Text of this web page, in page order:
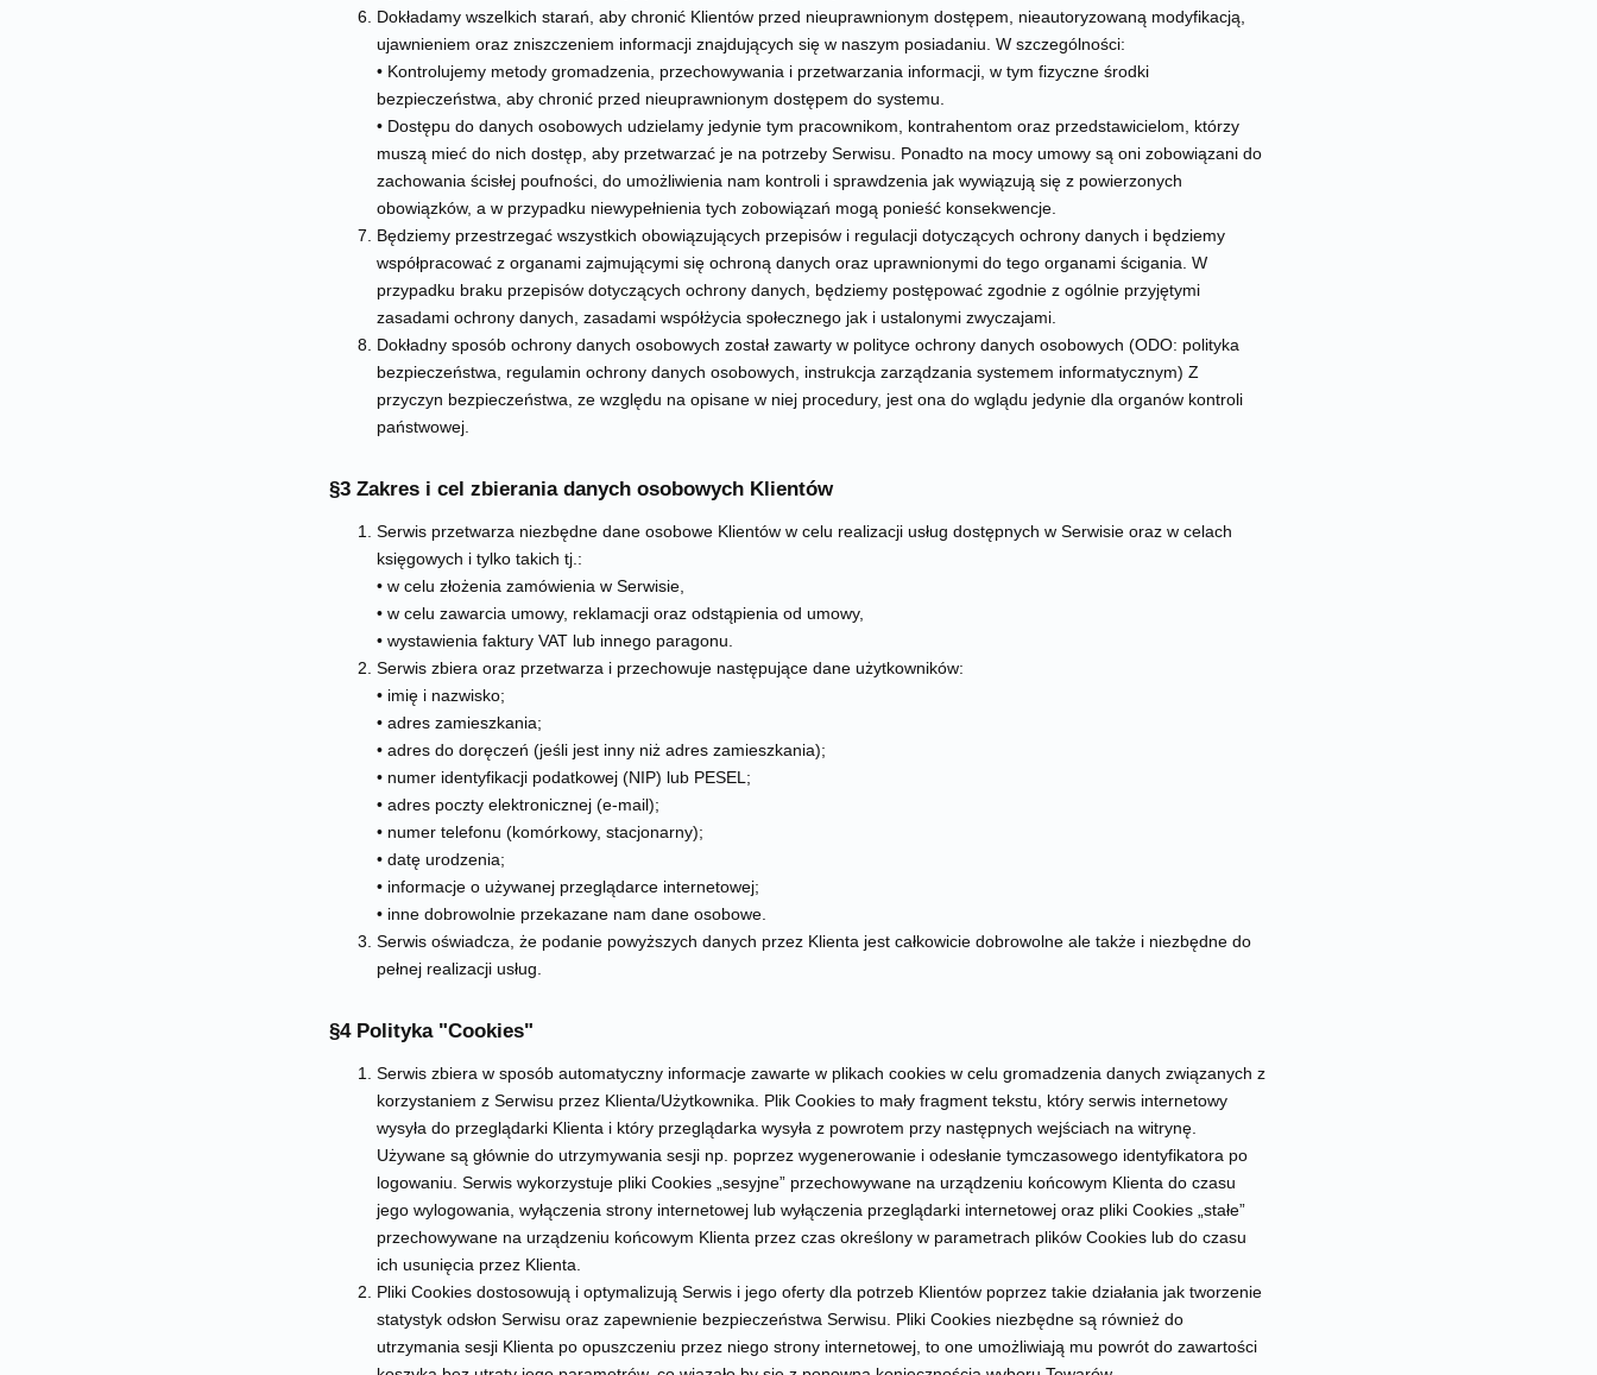
Dokładamy wszelkich starań, aby chronić Klientów przed nieuprawnionym dostępem, nieautoryzowaną modyfikacją,
ujawnieniem oraz zniszczeniem informacji znajdujących się w naszym posiadaniu. W szczególności:
• Kontrolujemy metody gromadzenia, przechowywania i przetwarzania informacji, w tym fizyczne środki
bezpieczeństwa, aby chronić przed nieuprawnionym dostępem do systemu.
• Dostępu do danych osobowych udzielamy jedynie tym pracownikom, kontrahentom oraz przedstawicielom, którzy
muszą mieć do nich dostęp, aby przetwarzać je na potrzeby Serwisu. Ponadto na mocy umowy są oni zobowiązani do
zachowania ścisłej poufności, do umożliwienia nam kontroli i sprawdzenia jak wywiązują się z powierzonych
obowiązków, a w przypadku niewypełnienia tych zobowiązań mogą ponieść konsekwencje.
Będziemy przestrzegać wszystkich obowiązujących przepisów i regulacji dotyczących ochrony danych i będziemy
współpracować z organami zajmującymi się ochroną danych oraz uprawnionymi do tego organami ścigania. W
przypadku braku przepisów dotyczących ochrony danych, będziemy postępować zgodnie z ogólnie przyjętymi
zasadami ochrony danych, zasadami współżycia społecznego jak i ustalonymi zwyczajami.
Dokładny sposób ochrony danych osobowych został zawarty w polityce ochrony danych osobowych (ODO: polityka
bezpieczeństwa, regulamin ochrony danych osobowych, instrukcja zarządzania systemem informatycznym) Z
przyczyn bezpieczeństwa, ze względu na opisane w niej procedury, jest ona do wglądu jedynie dla organów kontroli
państwowej.
§3 Zakres i cel zbierania danych osobowych Klientów
Serwis przetwarza niezbędne dane osobowe Klientów w celu realizacji usług dostępnych w Serwisie oraz w celach
księgowych i tylko takich tj.:
• w celu złożenia zamówienia w Serwisie,
• w celu zawarcia umowy, reklamacji oraz odstąpienia od umowy,
• wystawienia faktury VAT lub innego paragonu.
Serwis zbiera oraz przetwarza i przechowuje następujące dane użytkowników:
• imię i nazwisko;
• adres zamieszkania;
• adres do doręczeń (jeśli jest inny niż adres zamieszkania);
• numer identyfikacji podatkowej (NIP) lub PESEL;
• adres poczty elektronicznej (e-mail);
• numer telefonu (komórkowy, stacjonarny);
• datę urodzenia;
• informacje o używanej przeglądarce internetowej;
• inne dobrowolnie przekazane nam dane osobowe.
Serwis oświadcza, że podanie powyższych danych przez Klienta jest całkowicie dobrowolne ale także i niezbędne do
pełnej realizacji usług.
§4 Polityka "Cookies"
Serwis zbiera w sposób automatyczny informacje zawarte w plikach cookies w celu gromadzenia danych związanych z
korzystaniem z Serwisu przez Klienta/Użytkownika. Plik Cookies to mały fragment tekstu, który serwis internetowy
wysyła do przeglądarki Klienta i który przeglądarka wysyła z powrotem przy następnych wejściach na witrynę.
Używane są głównie do utrzymywania sesji np. poprzez wygenerowanie i odesłanie tymczasowego identyfikatora po
logowaniu. Serwis wykorzystuje pliki Cookies „sesyjne” przechowywane na urządzeniu końcowym Klienta do czasu
jego wylogowania, wyłączenia strony internetowej lub wyłączenia przeglądarki internetowej oraz pliki Cookies „stałe”
przechowywane na urządzeniu końcowym Klienta przez czas określony w parametrach plików Cookies lub do czasu
ich usunięcia przez Klienta.
Pliki Cookies dostosowują i optymalizują Serwis i jego oferty dla potrzeb Klientów poprzez takie działania jak tworzenie
statystyk odsłon Serwisu oraz zapewnienie bezpieczeństwa Serwisu. Pliki Cookies niezbędne są również do
utrzymania sesji Klienta po opuszczeniu przez niego strony internetowej, to one umożliwiają mu powrót do zawartości